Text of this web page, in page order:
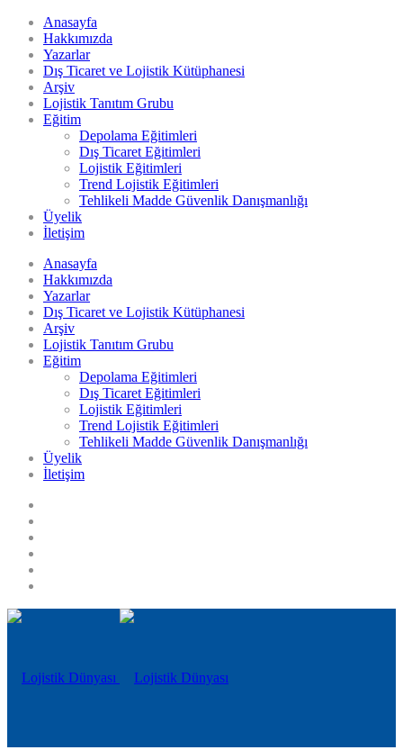
Anasayfa
Hakkımızda
Yazarlar
Dış Ticaret ve Lojistik Kütüphanesi
Arşiv
Lojistik Tanıtım Grubu
Eğitim
Depolama Eğitimleri
Dış Ticaret Eğitimleri
Lojistik Eğitimleri
Trend Lojistik Eğitimleri
Tehlikeli Madde Güvenlik Danışmanlığı
Üyelik
İletişim
Anasayfa
Hakkımızda
Yazarlar
Dış Ticaret ve Lojistik Kütüphanesi
Arşiv
Lojistik Tanıtım Grubu
Eğitim
Depolama Eğitimleri
Dış Ticaret Eğitimleri
Lojistik Eğitimleri
Trend Lojistik Eğitimleri
Tehlikeli Madde Güvenlik Danışmanlığı
Üyelik
İletişim